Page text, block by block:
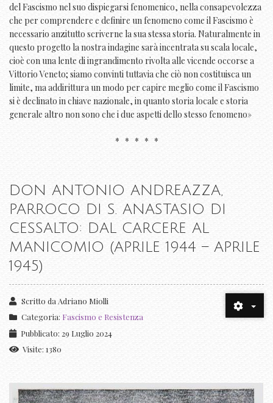
del Fascismo nel suo dispiegarsi fenomenico, nella consapevolezza
che per comprendere e definire un fenomeno come il Fascismo è
necessario anzitutto scriverne la sua stessa storia. Naturalmente in
questo progetto la nostra indagine sarà incentrata su scala locale,
cioè con una lente di ingrandimento rivolta alle vicende occorse a
Vittorio Veneto; siamo convinti tuttavia che ciò non costituisca un
limite, ma addirittura un modo per capire meglio come il Fascismo
si è declinato in chiave nazionale, in quanto storia locale e storia
generale altro non sono che i due aspetti dello stesso fenomeno»
* * * * *
DON ANTONIO ANDREAZZA,
PARROCO DI S. ANASTASIO DI
CESSALTO: DAL CARCERE AL
MANICOMIO (APRILE 1944 – APRILE
1945)
Scritto da Adriano Miolli
Categoria: Fascismo e Resistenza
Pubblicato: 29 Luglio 2024
Visite: 1380